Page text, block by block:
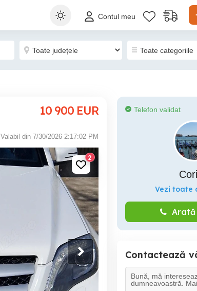
Contul meu
10 900 EUR
Valabil din 7/30/2026 2:17:02 PM
2
Telefon validat
Vezi toate
Contactează